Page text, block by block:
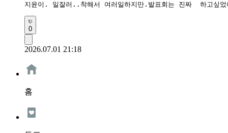
지윤이. 일잘러..착해서 여러일하지만.발표회는 진짜  하고싶었
0
2026.07.01 21:18
홈